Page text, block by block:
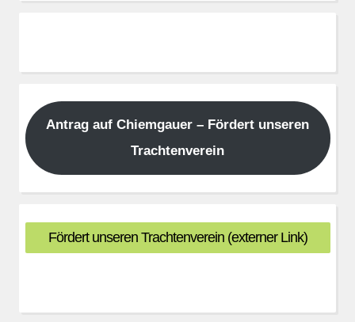
Antrag auf Chiemgauer – Fördert unseren
Trachtenverein
Fördert unseren Trachtenverein (externer Link)